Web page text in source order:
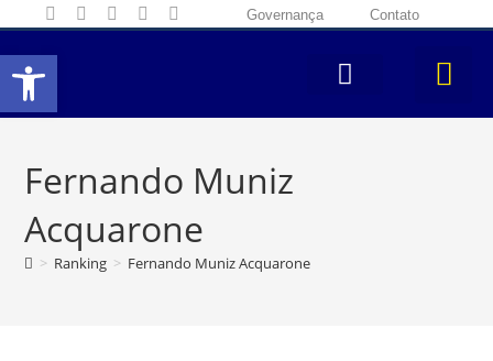
Abrir a barra de ferramentas
Governança Contato
Fernando Muniz
Acquarone
> Ranking > Fernando Muniz Acquarone